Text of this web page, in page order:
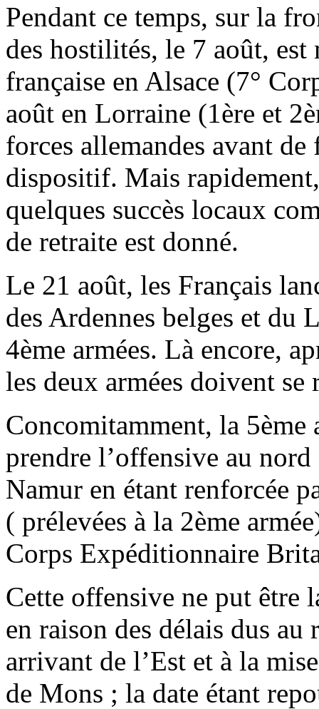
Pendant ce temps, sur la
des hostilités, le 7 août,
française en Alsace (7°
août en Lorraine (1ère et
forces allemandes avant
dispositif. Mais
quelques succès locaux
de retraite est donné.
Le 21 août, les Français
des Ardennes belges et du
4ème armées. Là encore,
les deux armées doivent se
Concomitamment, la 5ème
prendre l’offensive au
Namur en étant renforcée
( prélevées à la 2ème
Corps Expéditionnaire
Cette offensive ne put être
en raison des délais dus au
arrivant de l’Est et à la
de Mons ; la date étant